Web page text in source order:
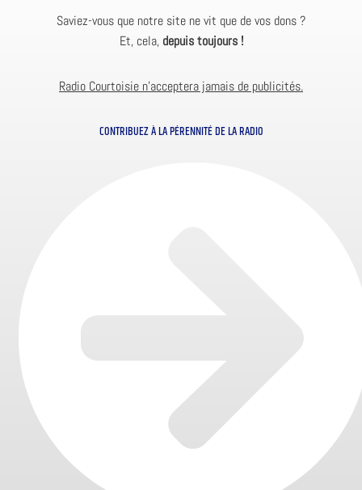
Saviez-vous que notre site ne vit que de vos dons ?
Et, cela, depuis toujours !
Radio Courtoisie n’acceptera jamais de publicités.
CONTRIBUEZ À LA PÉRENNITÉ DE LA RADIO